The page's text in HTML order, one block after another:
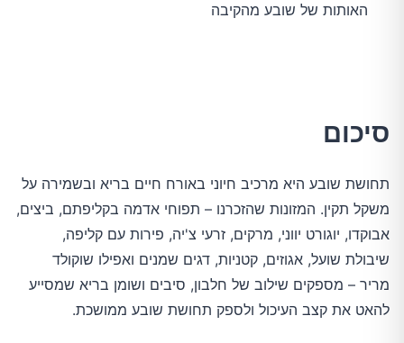
האותות של שובע מהקיבה
סיכום
תחושת שובע היא מרכיב חיוני באורח חיים בריא ובשמירה על
משקל תקין. המזונות שהזכרנו – תפוחי אדמה בקליפתם, ביצים,
אבוקדו, יוגורט יווני, מרקים, זרעי צ'יה, פירות עם קליפה,
שיבולת שועל, אגוזים, קטניות, דגים שמנים ואפילו שוקולד
מריר – מספקים שילוב של חלבון, סיבים ושומן בריא שמסייע
להאט את קצב העיכול ולספק תחושת שובע ממושכת.